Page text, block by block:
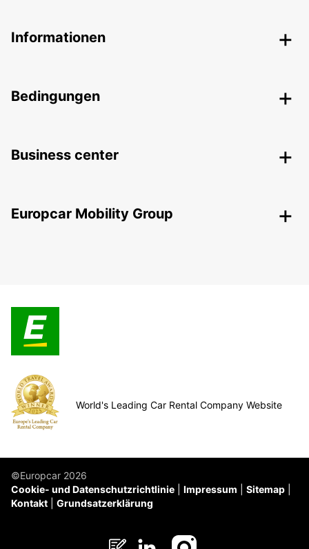
Informationen
Bedingungen
Business center
Europcar Mobility Group
World's Leading Car Rental Company Website
©Europcar 2026
Cookie- und Datenschutzrichtlinie
Impressum
Sitemap
Kontakt
Grundsatzerklärung